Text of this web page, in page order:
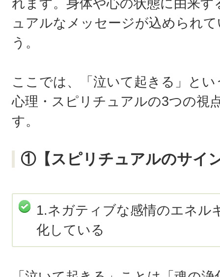
れます。身体や心の状態に由来
ュアルなメッセージが込められ
う。
ここでは、「泣いて起きる」と
心理・スピリチュアルの3つの視
す。
①【スピリチュアルのサイ
1.ネガティブな感情のエネル
化している